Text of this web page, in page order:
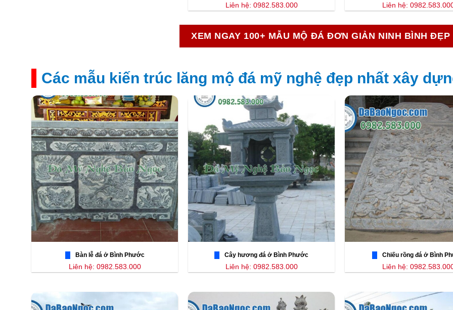
Liên hệ: 0982.583.000 Liên hệ:
XEM NGAY 100+ MẪU MỘ ĐÁ ĐƠN GIẢN NINH BÌNH ĐẸP
Các mẫu kiến trúc lăng mộ đá mỹ nghệ đẹp nhất xây
Bàn lễ đá ở Bình Phước
Liên hệ: 0982.583.000
Cây hương đá ở Bình Phước
Liên hệ: 0982.583.000
Chiếu rồng đá ở Bình
Liên hệ: